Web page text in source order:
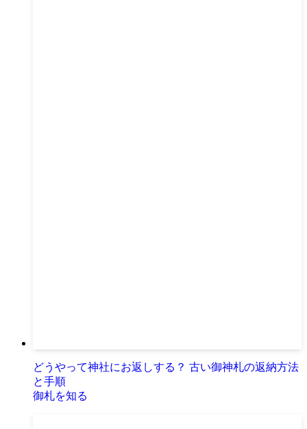
どうやって神社にお返しする？ 古い御神札の返納方法
と手順
御札を知る